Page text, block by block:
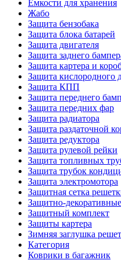
Емкости для хранения
Жабо
Защита бензобака
Защита блока батарей
Защита двигателя
Защита заднего
Защита картера и
Защита кислородного
Защита КПП
Защита переднего
Защита передних фар
Защита радиатора
Защита раздаточной
Защита редуктора
Защита рулевой рейки
Защита топливных
Защита трубок
Защита электромотора
Защитная сетка
Защитно-
Защитный комплект
Защиты картера
Зимняя заглушка
Категория
Коврики в багажник